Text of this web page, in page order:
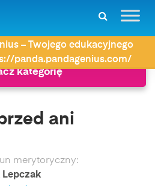
– Twojego edukacyjnego
panda.pandagenius.com/
Przecinek przed ani
kategorię
ani
merytoryczny:
Lepczak